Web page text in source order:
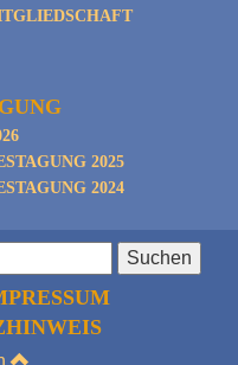
2025
2024